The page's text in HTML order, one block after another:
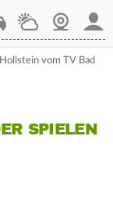
WetterWebcam
vom TV Bad
SPIELEN